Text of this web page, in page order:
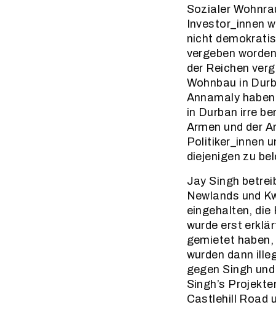
Sozialer
Investor_innen
nicht
vergeben
der Reichen
Wohnbau in
Annamaly
in Durban irre
Armen und der
Politiker_innen
diejenigen zu
Jay Singh
Newlands und
eingehalten, die
wurde erst
gemietet
wurden dann
gegen Singh
Singh’s
Castlehill Road